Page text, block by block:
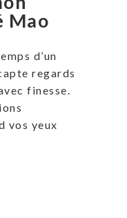
Mao
d’un
regards
finesse.
vos yeux